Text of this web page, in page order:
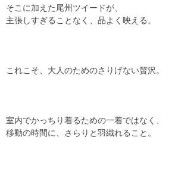
そこに加えた尾州ツイードが、
主張しすぎることなく、品よく映える。
これこそ、大人のためのさりげない贅沢。
室内でかっちり着るための一着ではなく、
移動の時間に、さらりと羽織れること。